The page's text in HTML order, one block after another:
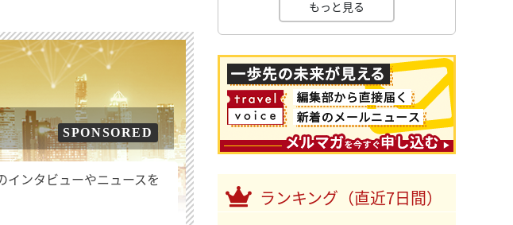
SPONSORED
インタビューやニュースを
もっと見る
ランキング（直近7日間）